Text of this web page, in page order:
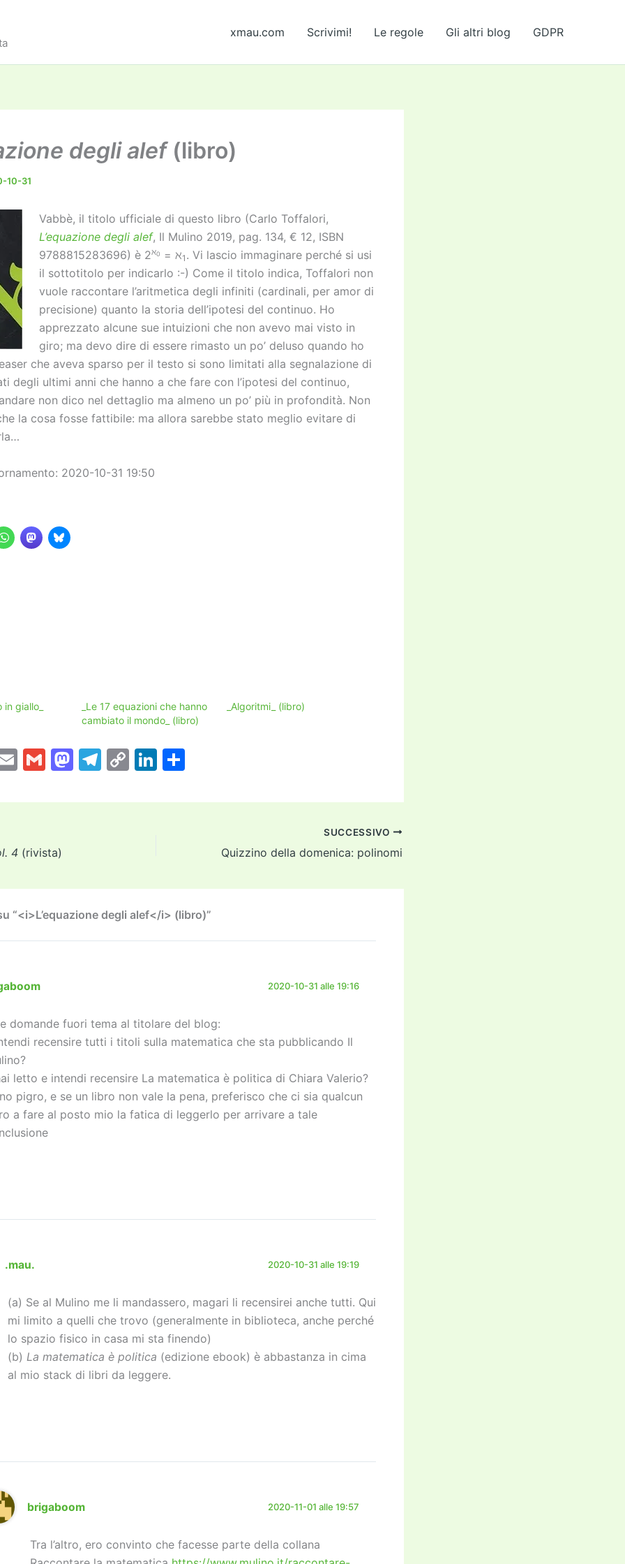
xmau.com Scrivimi! Le regole Gli altri blog GDPR
degli alef(libro)
10-31
Vabbè, il titolo ufficiale di questo libro (Carlo Toffalori,
L’equazione degli alef, Il Mulino 2019, pag. 134, € 12, ISBN
9788815283696) è 2ℵ0 = ℵ1 . Vi lascio immaginare perché si usi
il sottotitolo per indicarlo :-) Come il titolo indica, Toffalori non
vuole raccontare l’aritmetica degli infiniti (cardinali, per amor di
precisione) quanto la storia dell’ipotesi del continuo. Ho
apprezzato alcune sue intuizioni che non avevo mai visto in
giro; ma devo dire di essere rimasto un po’ deluso quando ho
che aveva sparso per il testo si sono limitati alla segnalazione di
degli ultimi anni che hanno a che fare con l’ipotesi del continuo,
non dico nel dettaglio ma almeno un po’ più in profondità. Non
la cosa fosse fattibile: ma allora sarebbe stato meglio evitare di
2020-10-31 19:50
in giallo_
_Le 17 equazioni che hanno
cambiato il mondo_ (libro)
_Algoritmi_ (libro)
E
ai
G
ai
M
st
n
T
e
C
p
k
Li
k n
4 (rivista)
SUCCESSIVO
Quizzino della domenica: polinomi
“<i>L’equazione degli alef</i> (libro)”
2020-10-31 alle 19:16
domande fuori tema al titolare del blog:
recensire tutti i titoli sulla matematica che sta pubblicando Il
letto e intendi recensire La matematica è politica di Chiara Valerio?
pigro, e se un libro non vale la pena, preferisco che ci sia qualcun
a fare al posto mio la fatica di leggerlo per arrivare a tale
.mau. 2020-10-31 alle 19:19
(a) Se al Mulino me li mandassero, magari li recensirei anche tutti. Qui
mi limito a quelli che trovo (generalmente in biblioteca, anche perché
lo spazio fisico in casa mi sta finendo)
(b) La matematica è politica (edizione ebook) è abbastanza in cima
al mio stack di libri da leggere.
brigaboom 2020-11-01 alle 19:57
Tra l’altro, ero convinto che facesse parte della collana